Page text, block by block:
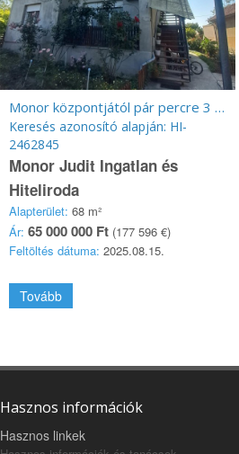
Monor központjától pár percre 3 szoba + nappalis 1. emeleti lakás
Keresés azonosító alapján: HI-
2462845
Monor Judit Ingatlan és
Hiteliroda
Alapterület: 68 m²
Ár: 65 000 000 Ft(177 596 €)
Feltöltés dátuma: 2025.08.15.
Tovább
Hasznos információk
Hasznos linkek